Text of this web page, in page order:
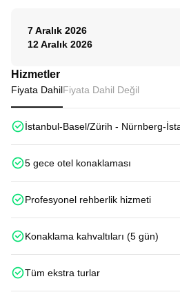
7 Aralık 2026
12 Aralık 2026
Hizmetler
Fiyata DahilFiyata Dahil Değil
İstanbul-Basel/Zürih - Nürnberg-
5 gece otel konaklaması
Profesyonel rehberlik hizmeti
Konaklama kahvaltıları (5 gün)
Tüm ekstra turlar